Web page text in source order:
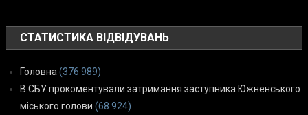
СТАТИСТИКА ВІДВІДУВАНЬ
Головна (376 989)
В СБУ прокоментували затримання заступника Южненського
міського голови (68 924)